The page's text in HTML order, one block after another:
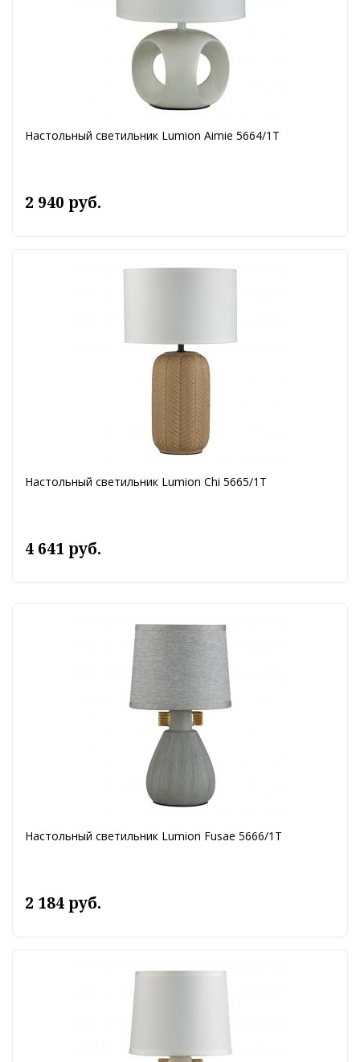
Настольный светильник Lumion Aimie 5664/1T
2 940 руб.
Настольный светильник Lumion Chi 5665/1T
4 641 руб.
Настольный светильник Lumion Fusae 5666/1T
2 184 руб.